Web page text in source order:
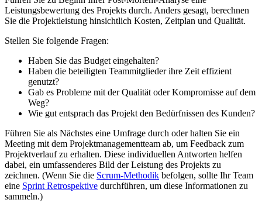
Leistungsbewertung des Projekts durch. Anders gesagt, berechnen
Sie die Projektleistung hinsichtlich Kosten, Zeitplan und Qualität.
Stellen Sie folgende Fragen:
Haben Sie das Budget eingehalten?
Haben die beteiligten Teammitglieder ihre Zeit effizient
genutzt?
Gab es Probleme mit der Qualität oder Kompromisse auf dem
Weg?
Wie gut entsprach das Projekt den Bedürfnissen des Kunden?
Führen Sie als Nächstes eine Umfrage durch oder halten Sie ein
Meeting mit dem Projektmanagementteam ab, um Feedback zum
Projektverlauf zu erhalten. Diese individuellen Antworten helfen
dabei, ein umfassenderes Bild der Leistung des Projekts zu
zeichnen. (Wenn Sie die Scrum-Methodik befolgen, sollte Ihr Team
eine Sprint Retrospektive durchführen, um diese Informationen zu
sammeln.)